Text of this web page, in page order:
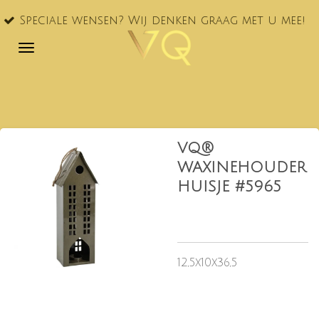
Ga
naar
wensen? Wij denken graag met u mee!
VQ®
WAXINEHOUDER
HUISJE #5965
12,5x10x36,5